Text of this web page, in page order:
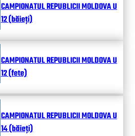
CAMPIONATUL REPUBLICII MOLDOVA U
12 (băieți)
CAMPIONATUL REPUBLICII MOLDOVA U
12 (fete)
CAMPIONATUL REPUBLICII MOLDOVA U
14 (băieți)